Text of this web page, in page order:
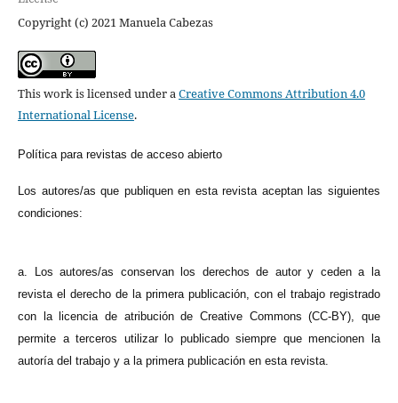
Copyright (c) 2021 Manuela Cabezas
This work is licensed under aCreative Commons Attribution 4.0
International License.
Política para revistas de acceso abierto
Los autores/as que publiquen en esta revista aceptan las siguientes
condiciones:
a. Los autores/as conservan los derechos de autor y ceden a la
revista el derecho de la primera publicación, con el trabajo registrado
con la licencia de atribución de Creative Commons (CC-BY), que
permite a terceros utilizar lo publicado siempre que mencionen la
autoría del trabajo y a la primera publicación en esta revista.